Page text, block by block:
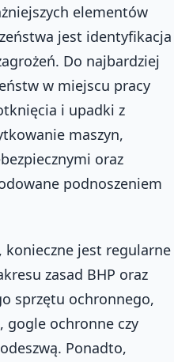
elementów
jest identyfikacja
Do najbardziej
w miejscu pracy
i upadki z
maszyn,
oraz
podnoszeniem
konieczne jest regularne
zasad BHP oraz
sprzętu ochronnego,
gogle ochronne czy
Ponadto,